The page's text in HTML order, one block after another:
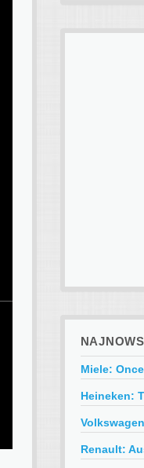
Miele:
Heineken:
Renault: